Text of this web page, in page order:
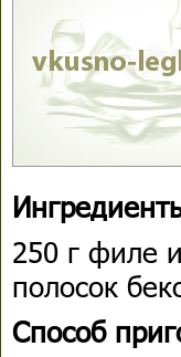
250 г филе
полосок
Способ